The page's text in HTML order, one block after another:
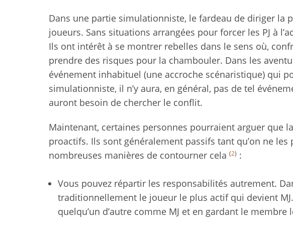
Dans une partie simulationniste, le fardeau de diriger la
joueurs. Sans situations arrangées pour forcer les PJ à
Ils ont intérêt à se montrer rebelles dans le sens où,
prendre des risques pour la chambouler. Dans les
événement inhabituel (une accroche scénaristique) qui
simulationniste, il n’y aura, en général, pas de tel
auront besoin de chercher le conflit.
Maintenant, certaines personnes pourraient arguer que
proactifs. Ils sont généralement passifs tant qu’on ne les
nombreuses manières de contourner cela (2) :
Vous pouvez répartir les responsabilités autrement.
traditionnellement le joueur le plus actif qui devient
quelqu’un d’autre comme MJ et en gardant le